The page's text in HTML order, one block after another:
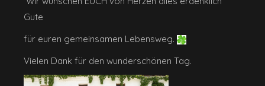
Gute
für euren gemeinsamen Lebensweg.
Vielen Dank für den wunderschönen Tag.